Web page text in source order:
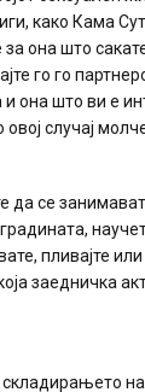
како Кама
она што
го го
она што ви е
случај
да се
пливајте
заедничка
складирањето